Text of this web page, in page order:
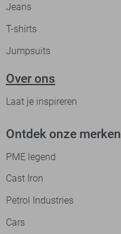
Jeans
T-shirts
Jumpsuits
Over ons
Laat je inspireren
Ontdek onze merken
PME legend
Cast Iron
Petrol Industries
Cars